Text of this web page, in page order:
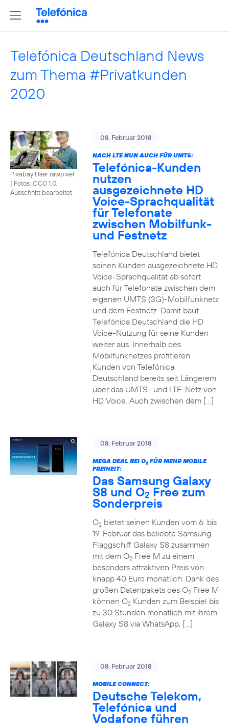
Telefónica Deutschland News
zum Thema #Privatkunden
2020
Pixabay User rawpixel
| Fotos: CC0 1.0,
Ausschnitt bearbeitet
08. Februar 2018
NACH LTE NUN AUCH FÜR UMTS:
Telefónica-Kunden
nutzen
ausgezeichnete HD
Voice-Sprachqualität
für Telefonate
zwischen Mobilfunk-
und Festnetz
Telefónica Deutschland bietet
seinen Kunden ausgezeichnete HD
Voice-Sprachqualität ab sofort
auch für Telefonate zwischen dem
eigenen UMTS (3G)-Mobilfunknetz
und dem Festnetz. Damit baut
Telefónica Deutschland die HD
Voice-Nutzung für seine Kunden
weiter aus. Innerhalb des
Mobilfunknetzes profitieren
Kunden von Telefónica
Deutschland bereits seit Längerem
über das UMTS- und LTE-Netz von
HD Voice. Auch zwischen dem […]
08. Februar 2018
MEGA DEAL BEI O2FÜR MEHR MOBILE
FREIHEIT:
Das Samsung Galaxy
S8 und O2 Free zum
Sonderpreis
O2bietet seinen Kunden vom 6. bis
19. Februar das beliebte Samsung
Flaggschiff Galaxy S8 zusammen
mit dem O2Free M zu einem
besonders attraktiven Preis von
knapp 40 Euro monatlich. Dank des
großen Datenpakets des O2Free M
können O2Kunden zum Beispiel bis
zu 30 Stunden monatlich mit ihrem
Galaxy S8 via WhatsApp, […]
08. Februar 2018
MOBILE CONNECT:
Deutsche Telekom,
Telefónica und
Vodafone führen